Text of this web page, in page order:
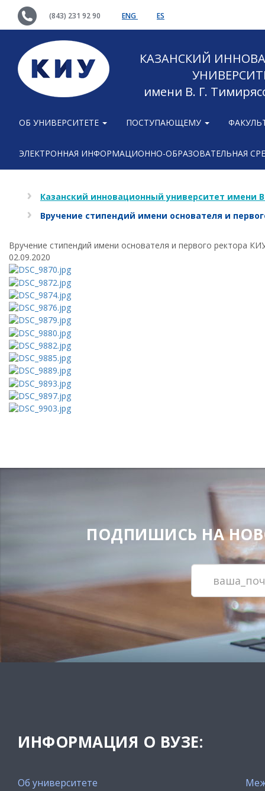
(843) 231 92 90 ENG ES
КАЗАНСКИЙ
имени В. Г.
ОБ УНИВЕРСИТЕТЕ ПОСТУПАЮЩЕМУ
ЭЛЕКТРОННАЯ ИНФОРМАЦИОННО-ОБРАЗОВАТЕЛЬНАЯ
Казанский инновационный университет имени
Вручение стипендий имени основателя и
Вручение стипендий имени основателя и первого ректора
02.09.2020
ПОДПИШИСЬ НА
ИНФОРМАЦИЯ О ВУЗЕ:
Об университете